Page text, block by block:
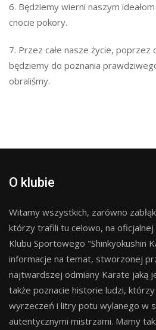
6. Będziemy wierni naszym
cnocie pokory.
7. Przez całe nasze życie, poprzez
będziemy do poznania
obraliśmy.
O klubie
Witamy wszystkich, zarówno
którzy trafili tu celowo, na
Klubu Sportowego "Shinkyokushin
informacje na temat, stworzonej
najtwardszej odmiany Karate jaką
także poznacie historie ludzi,
wyrzeczeń i litry potu wylanego w
autentycznymi mistrzami. Mamy